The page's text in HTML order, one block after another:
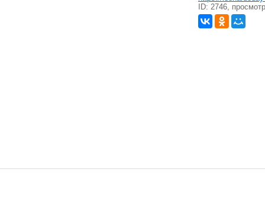
ID: 2746,